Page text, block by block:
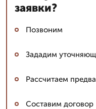
заявки?
Позвоним
Зададим
Рассчитаем
Составим договор